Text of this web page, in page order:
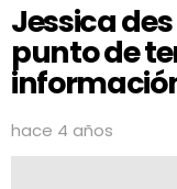
Jessica
punto de
hace 4 años